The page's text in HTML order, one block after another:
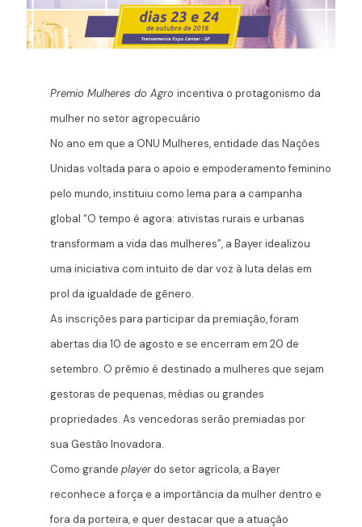
Premio Mulheres do Agro incentiva o protagonismo da
mulher no setor agropecuário
No ano em que a ONU Mulheres, entidade das Nações
Unidas voltada para o apoio e empoderamento feminino
pelo mundo, instituiu como lema para a campanha
global “O tempo é agora: ativistas rurais e urbanas
transformam a vida das mulheres”, a Bayer idealizou
uma iniciativa com intuito de dar voz à luta delas em
prol da igualdade de gênero.
As inscrições para participar da premiação, foram
abertas dia 10 de agosto e se encerram em 20 de
setembro. O prêmio é destinado a mulheres que sejam
gestoras de pequenas, médias ou grandes
propriedades. As vencedoras serão premiadas por
sua Gestão Inovadora.
Como grande playerdo setor agrícola, a Bayer
reconhece a força e a importância da mulher dentro e
fora da porteira, e quer destacarque a atuação